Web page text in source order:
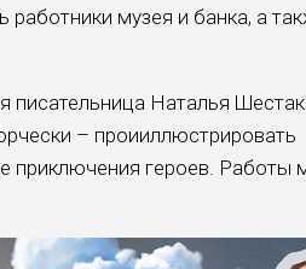
музея и банка, а
писательница Наталья
– проииллюстрировать
приключения героев. Работы